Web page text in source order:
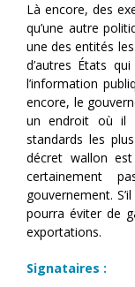
Là encore, des
qu’une autre
une des entités
d’autres États
l’information
encore, le
un endroit où il
standards les
décret wallon
certainement
gouvernement.
pourra éviter de
exportations.
Signataires :